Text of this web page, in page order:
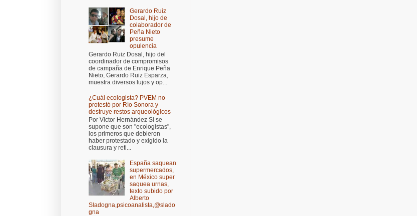
Gerardo Ruiz
Dosal, hijo de
colaborador de
Peña Nieto
presume
opulencia
Gerardo Ruiz Dosal, hijo del
coordinador de compromisos
de campaña de Enrique Peña
Nieto, Gerardo Ruiz Esparza,
muestra diversos lujos y op...
¿Cuál ecologista? PVEM no
protestó por Río Sonora y
destruye restos arqueológicos
Por Victor Hernández Si se
supone que son "ecologistas",
los primeros que debieron
haber protestado y exigido la
clausura y reti...
España saquean
supermercados,
en México super
saquea urnas,
texto subido por
Alberto
Sladogna,psicoanalista,@slado
gna